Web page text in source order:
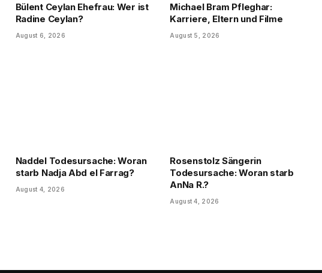
Bülent Ceylan Ehefrau: Wer ist
Radine Ceylan?
August 6, 2026
Michael Bram Pfleghar:
Karriere, Eltern und Filme
August 5, 2026
Naddel Todesursache: Woran
starb Nadja Abd el Farrag?
August 4, 2026
Rosenstolz Sängerin
Todesursache: Woran starb
AnNa R.?
August 4, 2026